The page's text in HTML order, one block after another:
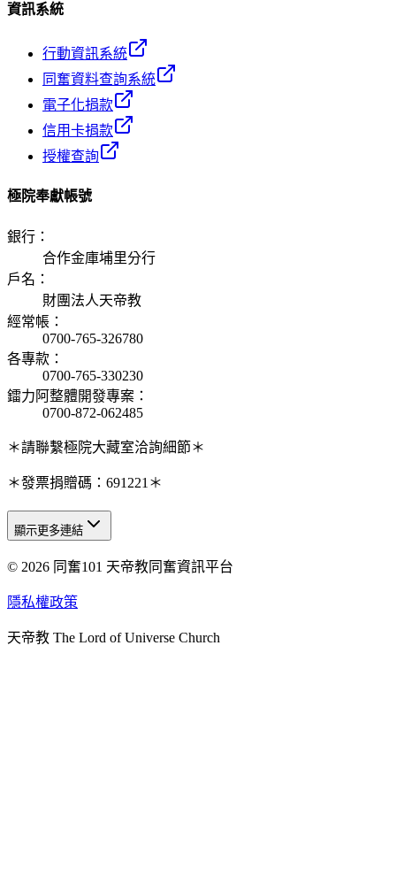
資訊系統
行動資訊系統
同奮資料查詢系統
電子化捐款
信用卡捐款
授權查詢
極院奉獻帳號
銀行 ：
合作金庫埔里分行
戶名 ：
財團法人天帝教
經常帳 ：
0700-765-326780
各專款 ：
0700-765-330230
鐳力阿整體開發專案 ：
0700-872-062485
＊請聯繫極院大藏室洽詢細節＊
＊發票捐贈碼：691221＊
天人研究總院
天人研究學院
天人炁功院
顯示更多連結
© 2026 同奮101 天帝教同奮資訊平台
隱私權政策
天帝教 The Lord of Universe Church